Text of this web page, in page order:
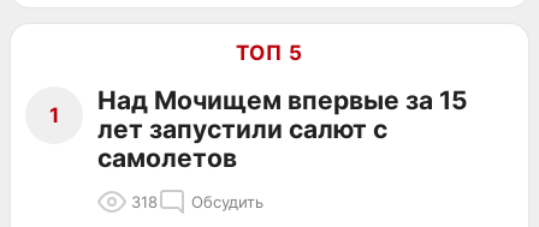
ТОП 5
1
Над Мочищем впервые за 15
лет запустили салют с
самолетов
318 Обсудить